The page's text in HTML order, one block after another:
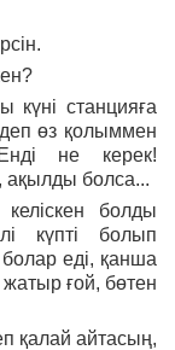
күні станцияға
өз қолыммен
не керек!
ақылды болса...
болды
күпті болып
еді, қанша
ғой, бөтен
қалай айтасың,